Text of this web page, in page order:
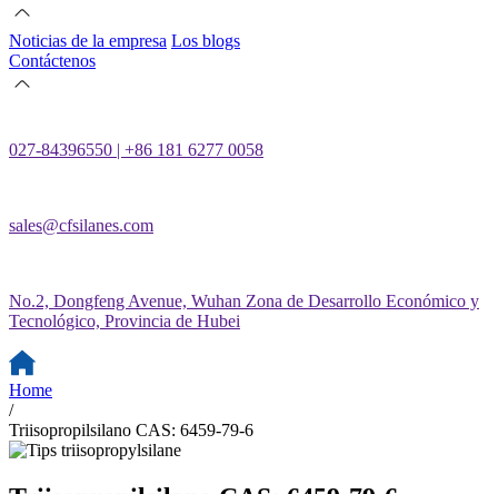
Noticias de la empresa Los blogs
Contáctenos
027-84396550 | +86 181 6277 0058
sales@cfsilanes.com
No.2, Dongfeng Avenue, Wuhan Zona de Desarrollo Económico y
Tecnológico, Provincia de Hubei
Home
/
Triisopropilsilano CAS: 6459-79-6